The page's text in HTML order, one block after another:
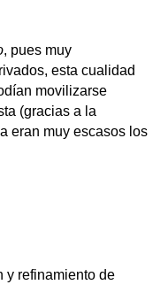
, pues muy
esta cualidad
movilizarse
(gracias a la
eran muy escasos los
y refinamiento de